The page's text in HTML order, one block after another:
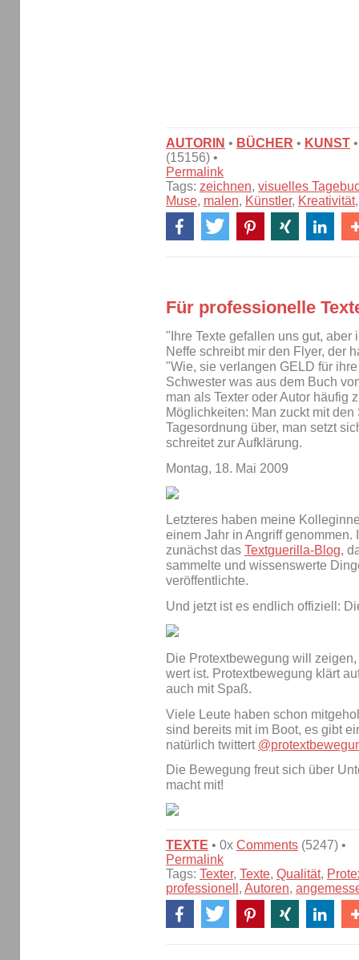
AUTORIN • BÜCHER • KUNST
(15156) •
Permalink
Tags: zeichnen, visuelles
Muse, malen, Künstler, Kreativität
Für professionelle
"Ihre Texte gefallen uns gut,
Neffe schreibt mir den Flyer, der
"Wie, sie verlangen GELD für
Schwester was aus dem Buch
man als Texter oder Autor häufig
Möglichkeiten: Man zuckt mit
Tagesordnung über, man setzt
schreitet zur Aufklärung.
Montag, 18. Mai 2009
Letzteres haben meine
einem Jahr in Angriff genommen.
zunächst das Textguerilla-Blog,
sammelte und wissenswerte
veröffentlichte.
Und jetzt ist es endlich offiziell:
Die Protextbewegung will
wert ist. Protextbewegung klärt
auch mit Spaß.
Viele Leute haben schon
sind bereits mit im Boot, es gibt
natürlich twittert
Die Bewegung freut sich über
macht mit!
TEXTE • 0x Comments (5247) •
Permalink
Tags: Texter, Texte, Qualität,
professionell , Autoren,